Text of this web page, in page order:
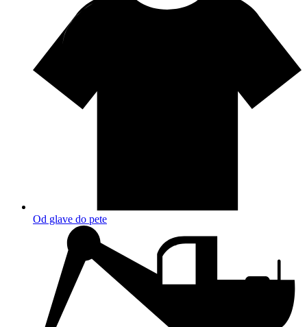
Od glave do pete